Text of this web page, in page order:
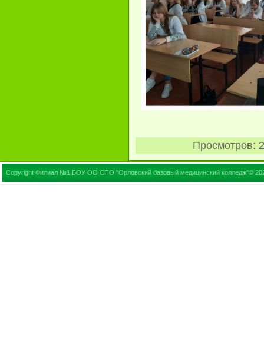
Просмотров:
Copyright Филиал №1 БОУ ОО СПО "Орловский базовый медицинский колледж"©